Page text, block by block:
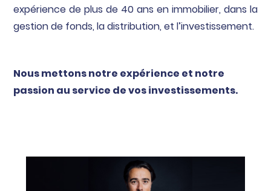
expérience de plus de 40 ans en immobilier, dans la
gestion de fonds, la distribution, et l’investissement.
Nous mettons notre expérience et notre
passion au service de vos investissements.